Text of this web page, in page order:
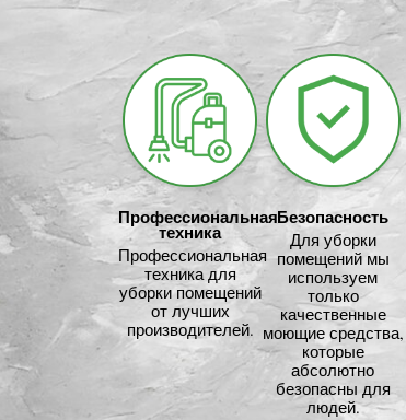
Профессиональная
техника
Профессиональная
техника для
уборки помещений
от лучших
производителей.
Безопасность
Для уборки
помещений мы
используем
только
качественные
моющие средства,
которые
абсолютно
безопасны для
людей.